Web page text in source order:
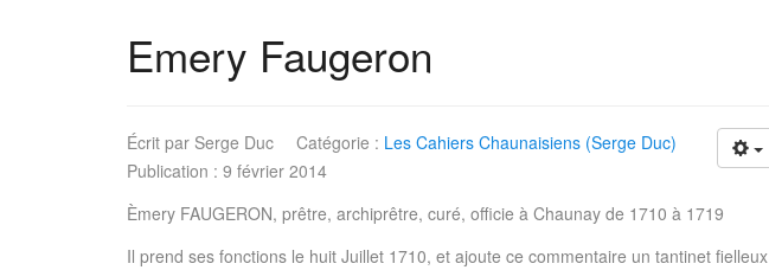
Emery Faugeron
Écrit par Serge Duc Catégorie : Les Cahiers Chaunaisiens (Serge Duc)
Publication : 9 février 2014
Èmery FAUGERON, prêtre, archiprêtre, curé, officie à Chaunay de 1710 à 1719
Il prend ses fonctions le huit Juillet 1710, et ajoute ce commentaire un tantinet fielleux